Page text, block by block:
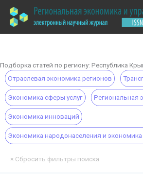
содержимому
Подборка статей по региону: Республика
Отраслевая экономика регионов
Экономика сферы услуг Региональная
Экономика инноваций
Экономика народонаселения и экономика